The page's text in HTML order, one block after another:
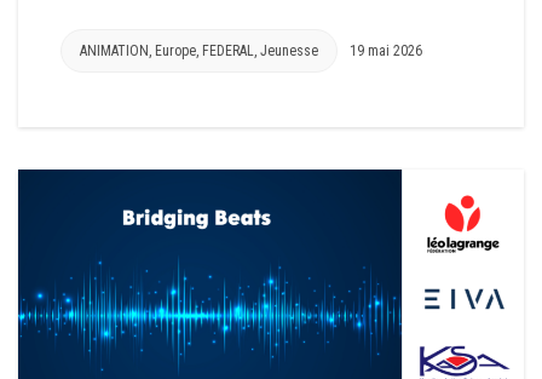
ANIMATION, Europe, FEDERAL, Jeunesse 19 mai 2026